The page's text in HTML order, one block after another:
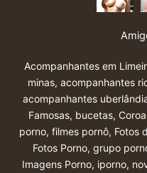
Acompanhantes em
minas, acompanhantes
acompanhantes
Famosas, bucetas,
porno, filmes pornô, Fotos
Fotos Porno, grupo
Imagens Porno, iporno,